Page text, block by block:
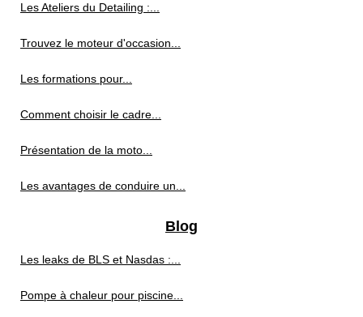
Les Ateliers du Detailing :...
Trouvez le moteur d'occasion...
Les formations pour...
Comment choisir le cadre...
Présentation de la moto...
Les avantages de conduire un...
Blog
Les leaks de BLS et Nasdas :...
Pompe à chaleur pour piscine...